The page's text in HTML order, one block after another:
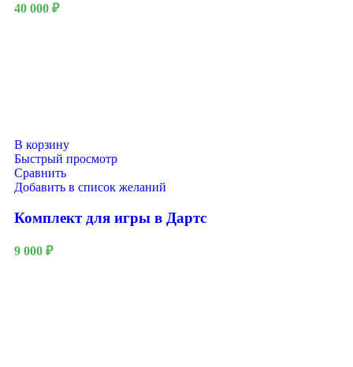
40 000 ₽
В корзину
Быстрый просмотр
Сравнить
Добавить в список желаний
Комплект для игры в Дартс
9 000 ₽